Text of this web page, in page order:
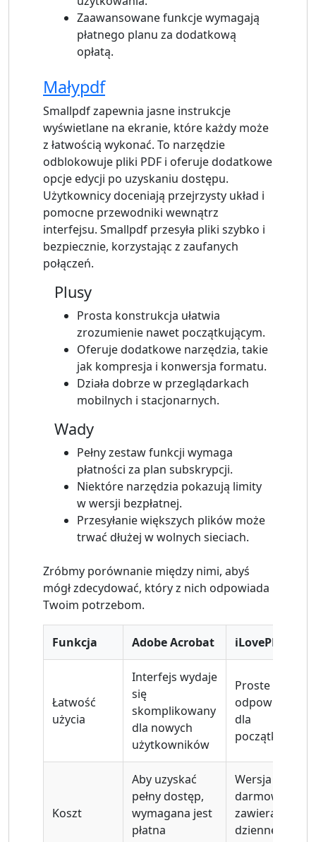
Zaawansowane funkcje wymagają
płatnego planu za dodatkową
opłatą.
Małypdf
Smallpdf zapewnia jasne instrukcje
wyświetlane na ekranie, które każdy może
z łatwością wykonać. To narzędzie
odblokowuje pliki PDF i oferuje dodatkowe
opcje edycji po uzyskaniu dostępu.
Użytkownicy doceniają przejrzysty układ i
pomocne przewodniki wewnątrz
interfejsu. Smallpdf przesyła pliki szybko i
bezpiecznie, korzystając z zaufanych
połączeń.
Plusy
Prosta konstrukcja ułatwia
zrozumienie nawet początkującym.
Oferuje dodatkowe narzędzia, takie
jak kompresja i konwersja formatu.
Działa dobrze w przeglądarkach
mobilnych i stacjonarnych.
Wady
Pełny zestaw funkcji wymaga
płatności za plan subskrypcji.
Niektóre narzędzia pokazują limity
w wersji bezpłatnej.
Przesyłanie większych plików może
trwać dłużej w wolnych sieciach.
Zróbmy porównanie między nimi, abyś
mógł zdecydować, który z nich odpowiada
Twoim potrzebom.
Funkcja Adobe Acrobat iLovePDF
Łatwość
użycia
Interfejs wydaje
się
skomplikowany
dla nowych
użytkowników
Proste kroki są
odpowiednie
dla
Koszt
Aby uzyskać
pełny dostęp,
wymagana jest
płatna
Wersja
darmowa
zawiera
dzienne limity